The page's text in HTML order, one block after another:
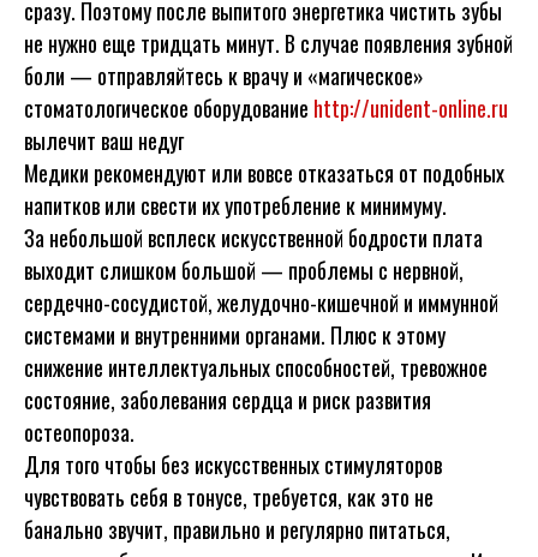
сразу. Поэтому после выпитого энергетика чистить зубы
не нужно еще тридцать минут. В случае появления зубной
боли — отправляйтесь к врачу и «магическое»
стоматологическое оборудование http://unident-online.ru
вылечит ваш недуг
Медики рекомендуют или вовсе отказаться от подобных
напитков или свести их употребление к минимуму.
За небольшой всплеск искусственной бодрости плата
выходит слишком большой — проблемы с нервной,
сердечно-сосудистой, желудочно-кишечной и иммунной
системами и внутренними органами. Плюс к этому
снижение интеллектуальных способностей, тревожное
состояние, заболевания сердца и риск развития
остеопороза.
Для того чтобы без искусственных стимуляторов
чувствовать себя в тонусе, требуется, как это не
банально звучит, правильно и регулярно питаться,